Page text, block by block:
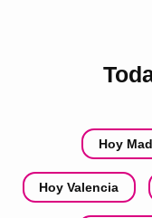
Hoy
Hoy Valencia